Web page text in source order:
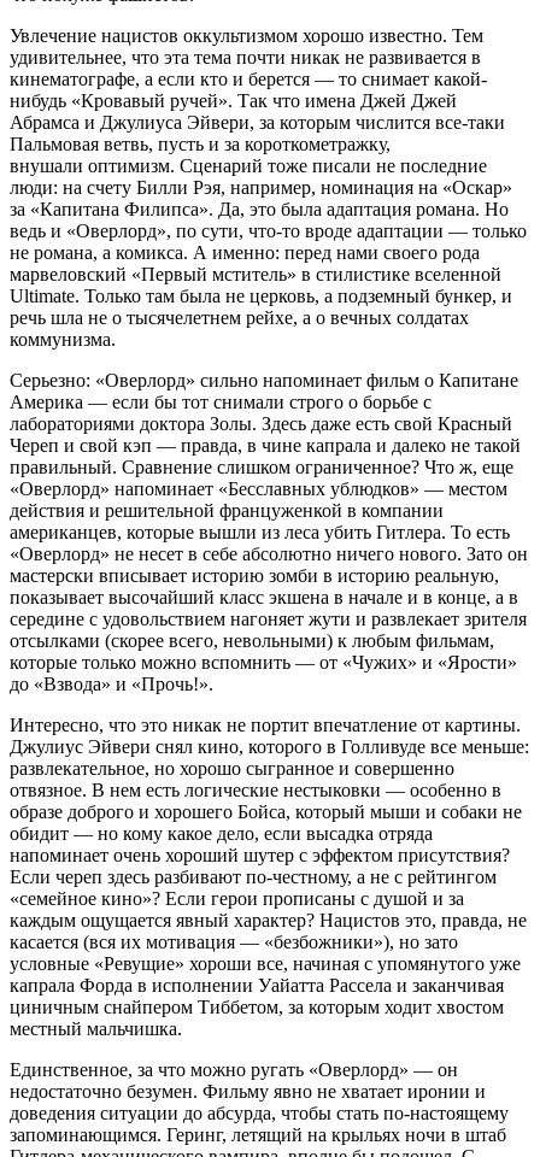
Увлечение нацистов оккультизмом хорошо известно. Тем
удивительнее, что эта тема почти никак не развивается в
кинематографе, а если кто и берется — то снимает какой-
нибудь «Кровавый ручей». Так что имена Джей Джей
Абрамса и Джулиуса Эйвери, за которым числится все-таки
Пальмовая ветвь, пусть и за короткометражку,
внушали оптимизм. Сценарий тоже писали не последние
люди: на счету Билли Рэя, например, номинация на «Оскар»
за «Капитана Филипса». Да, это была адаптация романа. Но
ведь и «Оверлорд», по сути, что-то вроде адаптации — только
не романа, а комикса. А именно: перед нами своего рода
марвеловский «Первый мститель» в стилистике вселенной
Ultimate. Только там была не церковь, а подземный бункер, и
речь шла не о тысячелетнем рейхе, а о вечных солдатах
коммунизма.
Серьезно: «Оверлорд» сильно напоминает фильм о Капитане
Америка — если бы тот снимали строго о борьбе с
лабораториями доктора Золы. Здесь даже есть свой Красный
Череп и свой кэп — правда, в чине капрала и далеко не такой
правильный. Сравнение слишком ограниченное? Что ж, еще
«Оверлорд» напоминает «Бесславных ублюдков» — местом
действия и решительной француженкой в компании
американцев, которые вышли из леса убить Гитлера. То есть
«Оверлорд» не несет в себе абсолютно ничего нового. Зато он
мастерски вписывает историю зомби в историю реальную,
показывает высочайший класс экшена в начале и в конце, а в
середине с удовольствием нагоняет жути и развлекает зрителя
отсылками (скорее всего, невольными) к любым фильмам,
которые только можно вспомнить — от «Чужих» и «Ярости»
до «Взвода» и «Прочь!».
Интересно, что это никак не портит впечатление от картины.
Джулиус Эйвери снял кино, которого в Голливуде все меньше:
развлекательное, но хорошо сыгранное и совершенно
отвязное. В нем есть логические нестыковки — особенно в
образе доброго и хорошего Бойса, который мыши и собаки не
обидит — но кому какое дело, если высадка отряда
напоминает очень хороший шутер с эффектом присутствия?
Если череп здесь разбивают по-честному, а не с рейтингом
«семейное кино»? Если герои прописаны с душой и за
каждым ощущается явный характер? Нацистов это, правда, не
касается (вся их мотивация — «безбожники»), но зато
условные «Ревущие» хороши все, начиная с упомянутого уже
капрала Форда в исполнении Уайатта Рассела и заканчивая
циничным снайпером Тиббетом, за которым ходит хвостом
местный мальчишка.
Единственное, за что можно ругать «Оверлорд» — он
недостаточно безумен. Фильму явно не хватает иронии и
доведения ситуации до абсурда, чтобы стать по-настоящему
запоминающимся. Геринг, летящий на крыльях ночи в штаб